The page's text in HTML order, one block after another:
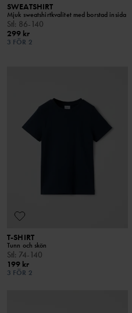
SWEATSHIRT
Mjuk sweatshirtkvalitet med borstad insida
Stl: 86-140
299 kr
3 FÖR 2
T-SHIRT
Tunn och skön
Stl: 74-140
199 kr
3 FÖR 2